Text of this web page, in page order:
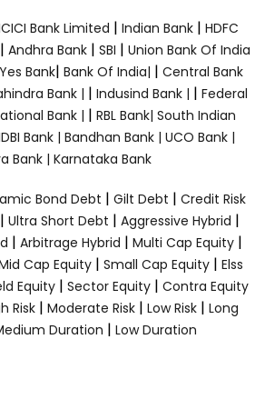
Bank Limited | Indian Bank | HDFC
| Andhra Bank| SBI | Union Bank Of India
Yes Bank| Bank Of India| | Central Bank
Bank | | Indusind Bank | | Federal
Bank | | RBL Bank| South Indian
Bank | Bandhan Bank | UCO Bank |
Bank | Karnataka Bank
Bond Debt | Gilt Debt | Credit Risk
| Ultra Short Debt | Aggressive Hybrid |
| Arbitrage Hybrid | Multi Cap Equity |
Cap Equity | Small Cap Equity | Elss
Equity| Sector Equity | Contra Equity
Risk | Moderate Risk | Low Risk | Long
Duration | Low Duration